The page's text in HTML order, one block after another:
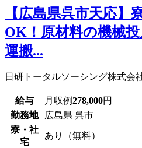
【広島県呉市天応】
OK！原材料の機械投
運搬...
日研トータルソーシング株式会
給与 月収例278,000円
勤務地
広島県 呉市
寮・社
宅
あり（無料）